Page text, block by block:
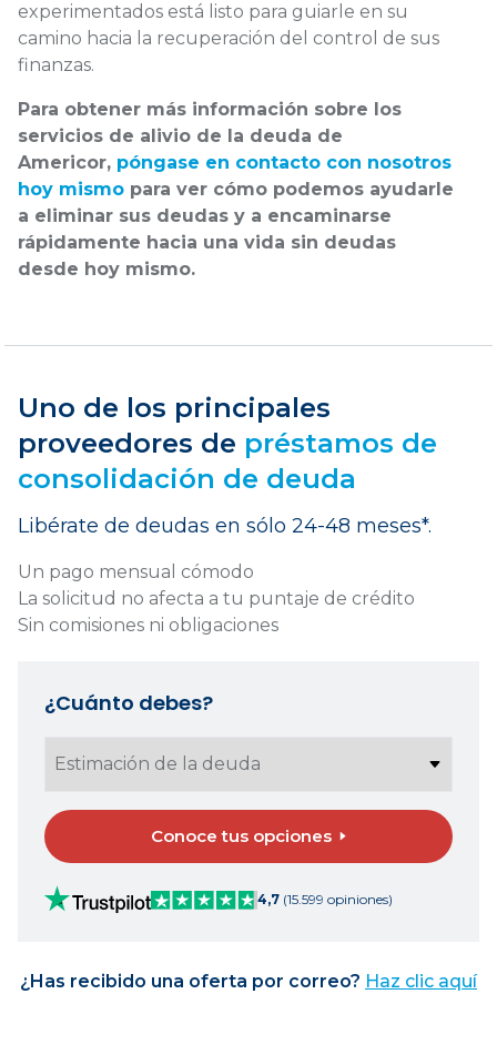
experimentados está listo para guiarle en su
camino hacia la recuperación del control de sus
finanzas.
Para obtener más información sobre los
servicios de alivio de la deuda de
Americor, póngase en contacto con nosotros
hoy mismo para ver cómo podemos ayudarle
a eliminar sus deudas y a encaminarse
rápidamente hacia una vida sin deudas
desde hoy mismo.
Uno de los principales
proveedores de préstamos de
consolidación de deuda
Libérate de deudas en sólo 24-48 meses*.
Un pago mensual cómodo
La solicitud no afecta a tu puntaje de crédito
Sin comisiones ni obligaciones
¿Cuánto debes?
Conoce tus opciones
4,7 (15.599 opiniones)
¿Has recibido una oferta por correo? Haz clic aquí